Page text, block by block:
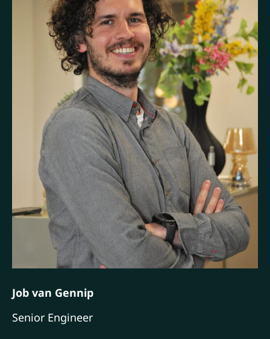
Job van Gennip
Senior Engineer